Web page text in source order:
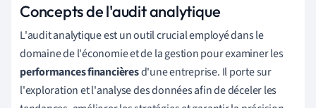
Concepts de l'audit analytique
L'audit analytique est un outil crucial employé dans le
domaine de l'économie et de la gestion pour examiner les
performances financièresd'une entreprise. Il porte sur
l'exploration et l'analyse des données afin de déceler les